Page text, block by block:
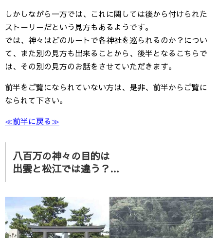
しかしながら一方では、これに関しては後から付けられた
ストーリーだという見方もあるようです。
では、神々はどのルートで各神社を巡られるのか？につい
て、また別の見方も出来ることから、後半となるこちらで
は、その別の見方のお話をさせていただきます。
前半をご覧になられていない方は、是非、前半からご覧に
なられて下さい。
≪前半に戻る≫
八百万の神々の目的は
出雲と松江では違う？…